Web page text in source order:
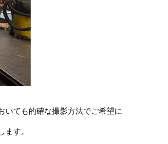
いても的確な撮影方法でご希望に
す。